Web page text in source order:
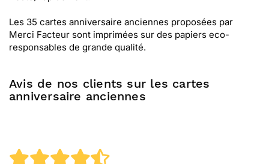
Les 35 cartes anniversaire anciennes proposées par
Merci Facteur sont imprimées sur des papiers eco-
responsables de grande qualité.
Avis de nos clients sur les cartes
anniversaire anciennes